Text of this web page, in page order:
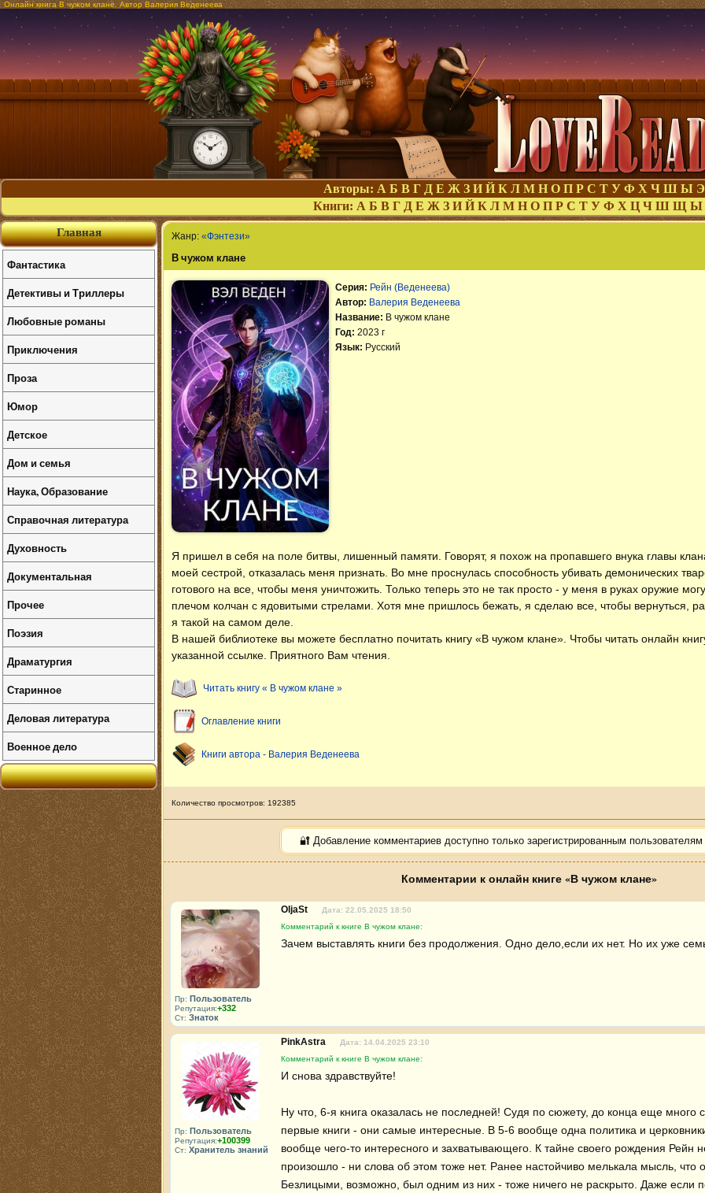
Онлайн книга В чужом клане. Автор Валерия Веденеева
Авторы: А Б В Г Д Е Ж З И Й К Л М Н О П Р С Т У Ф Х Ч Ш Ы Э
Книги: А Б В Г Д Е Ж З И Й К Л М Н О П Р С Т У Ф Х Ц Ч Ш Щ Ы
Жанр: «Фэнтези»
В чужом клане
Серия: Рейн (Веденеева)
Автор: Валерия Веденеева
Название: В чужом клане
Год: 2023 г
Язык: Русский
Я пришел в себя на поле битвы, лишенный памяти. Говорят, я похож на пропавшего внука главы
моей сестрой, отказалась меня признать. Во мне проснулась способность убивать демонических
готового на все, чтобы меня уничтожить. Только теперь это не так просто - у меня в руках оружие
плечом колчан с ядовитыми стрелами. Хотя мне пришлось бежать, я сделаю все, чтобы вернуться,
я такой на самом деле.
В нашей библиотеке вы можете бесплатно почитать книгу «В чужом клане» . Чтобы читать онлайн
указанной ссылке. Приятного Вам чтения.
Читать книгу « В чужом клане »
Оглавление книги
Книги автора - Валерия Веденеева
Количество просмотров: 192385
🔐 Добавление комментариев доступно только зарегистрированным пользователям
Комментарии к онлайн книге «В чужом клане»
Пр: Пользователь
Репутация:+332
Ст: Знаток
OljaSt
Дата: 22.05.2025 18:50
Комментарий к книге В чужом клане:
Зачем выставлять книги без продолжения. Одно дело,если их нет. Но их уже
Пр: Пользователь
Репутация:+100399
Ст: Хранитель знаний
PinkAstra
Дата: 14.04.2025 23:10
Комментарий к книге В чужом клане:
И снова здравствуйте!
Ну что, 6-я книга оказалась не последней! Судя по сюжету, до конца еще много
первые книги - они самые интересные. В 5-6 вообще одна политика и
вообще чего-то интересного и захватывающего. К тайне своего рождения Рейн
произошло - ни слова об этом тоже нет. Ранее настойчиво мелькала мысль, что
Безлицыми, возможно, был одним из них - тоже ничего не раскрыто. Даже если
Главная
Фантастика
Детективы и Триллеры
Любовные романы
Приключения
Проза
Юмор
Детское
Дом и семья
Наука, Образование
Справочная литература
Духовность
Документальная
Прочее
Поэзия
Драматургия
Старинное
Деловая литература
Военное дело